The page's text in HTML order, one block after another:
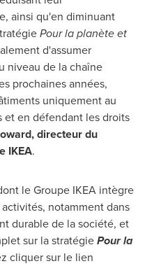
ainsi qu'en diminuant
Pour la planète et
d'assumer
niveau de la chaîne
prochaines années,
uniquement au
en défendant les droits
directeur du
IKEA.
le Groupe IKEA intègre
notamment dans
durable de la société, et
sur la stratégiePour la
cliquer sur le lien